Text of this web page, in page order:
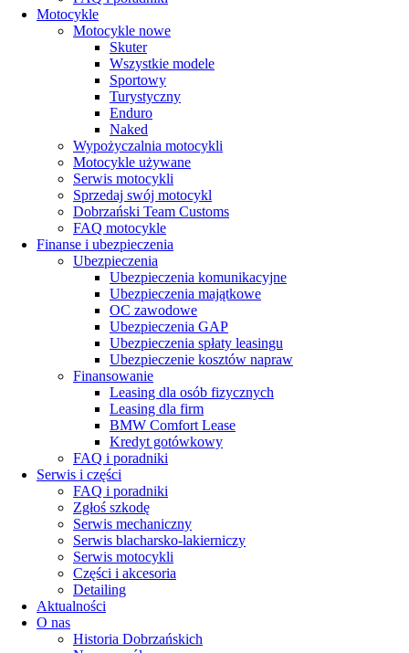
Motocykle
Motocykle nowe
Skuter
Wszystkie modele
Sportowy
Turystyczny
Enduro
Naked
Wypożyczalnia motocykli
Motocykle używane
Serwis motocykli
Sprzedaj swój motocykl
Dobrzański Team Customs
FAQ motocykle
Finanse i ubezpieczenia
Ubezpieczenia
Ubezpieczenia komunikacyjne
Ubezpieczenia majątkowe
OC zawodowe
Ubezpieczenia GAP
Ubezpieczenia spłaty leasingu
Ubezpieczenie kosztów napraw
Finansowanie
Leasing dla osób fizycznych
Leasing dla firm
BMW Comfort Lease
Kredyt gotówkowy
FAQ i poradniki
Serwis i części
FAQ i poradniki
Zgłoś szkodę
Serwis mechaniczny
Serwis blacharsko-lakierniczy
Serwis motocykli
Części i akcesoria
Detailing
Aktualności
O nas
Historia Dobrzańskich